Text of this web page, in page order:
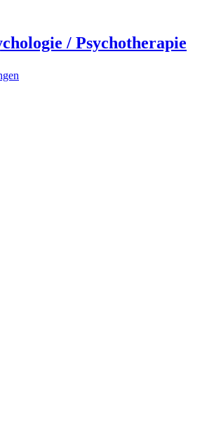
/ Psychotherapie